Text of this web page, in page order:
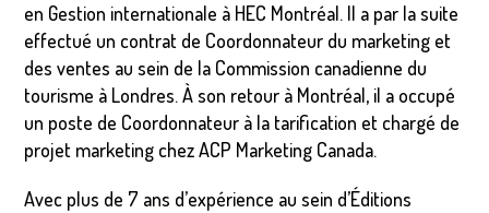
en Gestion internationale à HEC Montréal. Il a par la suite
effectué un contrat de Coordonnateur du marketing et
des ventes au sein de la Commission canadienne du
tourisme à Londres. À son retour à Montréal, il a occupé
un poste de Coordonnateur à la tarification et chargé de
projet marketing chez ACP Marketing Canada.
Avec plus de 7 ans d’expérience au sein d’Éditions